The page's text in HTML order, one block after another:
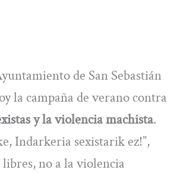
de San Sebastián
la campaña de verano contra
yla violencia machista.
Indarkeria sexistarik ez!”,
libres, no a la violencia